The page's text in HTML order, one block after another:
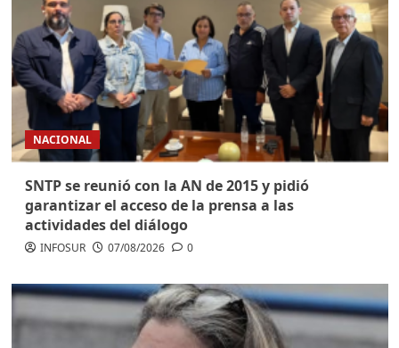
NACIONAL
SNTP se reunió con la AN de 2015 y pidió
garantizar el acceso de la prensa a las
actividades del diálogo
INFOSUR 07/08/2026 0